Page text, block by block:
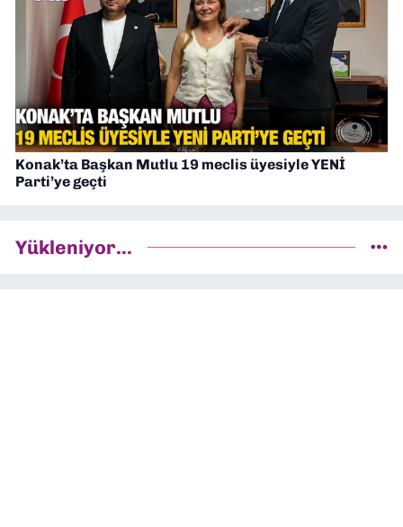
Konak’ta Başkan Mutlu 19 meclis üyesiyle YENİ
Parti’ye geçti
Yükleniyor...